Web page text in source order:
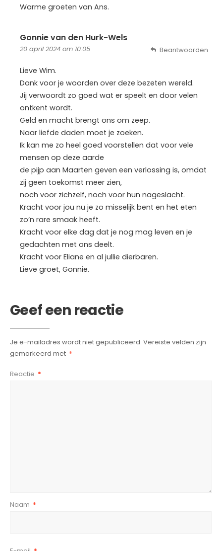
Warme groeten van Ans.
Gonnie van den Hurk-Wels
20 april 2024 om 10:05
Lieve Wim.
Dank voor je woorden over deze bezeten wereld.
Jij verwoordt zo goed wat er speelt en door velen
ontkent wordt.
Geld en macht brengt ons om zeep.
Naar liefde daden moet je zoeken.
Ik kan me zo heel goed voorstellen dat voor vele
mensen op deze aarde
de pijp aan Maarten geven een verlossing is, omdat
zij geen toekomst meer zien,
noch voor zichzelf, noch voor hun nageslacht.
Kracht voor jou nu je zo misselijk bent en het eten
zo’n rare smaak heeft.
Kracht voor elke dag dat je nog mag leven en je
gedachten met ons deelt.
Kracht voor Eliane en al jullie dierbaren.
Lieve groet, Gonnie.
Beantwoorden
Geef een reactie
Je e-mailadres wordt niet gepubliceerd. Vereiste velden zijn
gemarkeerd met *
Reactie *
Naam *